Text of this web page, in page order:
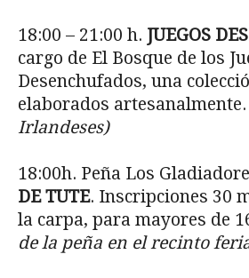
18:00 – 21:00 h. JUEGOS
cargo de El Bosque de los
Desenchufados, una
elaborados artesanalmente.
Irlandeses)
18:00h. Peña Los
DE TUTE. Inscripciones 30
la carpa, para mayores de
de la peña en el recinto